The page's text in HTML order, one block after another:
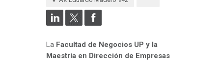
La Facultad de Negocios UP y la
Maestría en Dirección de Empresas